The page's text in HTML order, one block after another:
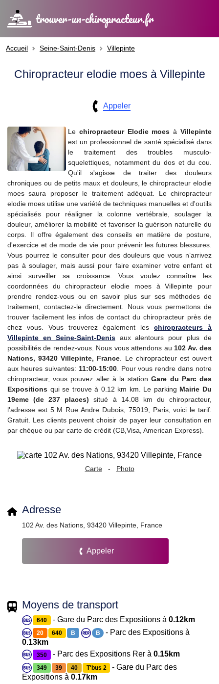
trouver-un-chiropracteur.fr
Accueil Seine-Saint-Denis Villepinte
Chiropracteur elodie moes à Villepinte
Appeler
Le chiropracteur Elodie moes àVillepinte
est un professionnel de santé spécialisé dans
le traitement des troubles musculo-
squelettiques, notamment du dos et du cou.
Qu'il s'agisse de traiter des douleurs
chroniques ou de petits maux et douleurs, le chiropracteur elodie
moes saura proposer le traitement adéquat. Le chiropracteur
elodie moes utilise une variété de techniques manuelles et d'outils
spécialisés pour réaligner la colonne vertébrale, soulager la
douleur, améliorer la mobilité et favoriser la guérison naturelle du
corps. Il offre également des conseils en matière de posture,
d'exercice et de mode de vie pour prévenir les futures blessures.
Vous pourrez le consulter pour des douleurs que vous n’arrivez
pas à soulager, mais aussi pour faire examiner votre enfant et
ainsi surveiller sa croissance. Vous voulez connaître les
coordonnées du chiropracteur elodie moes à Villepinte pour
prendre rendez-vous ou en savoir plus sur ses méthodes de
traitement, contactez-le directement. Nous vous permettons de
trouver facilement les infos de contact du chiropracteur près de
chez vous. Vous trouverez également les chiropracteurs à
Villepinte en Seine-Saint-Denisaux alentours pour plus de
possibilités de rendez-vous. Nous vous attendons au 102 Av. des
Nations, 93420 Villepinte, France . Le chiropracteur est ouvert
aux heures suivantes: 11:00-15:00. Pour vous rendre dans notre
chiropracteur, vous pouvez aller à la stationGare du Parc des
Expositions qui se trouve à 0.12 km km. Le parking Mairie Du
19eme (de 237 places) situé à 14.08 km du chiropracteur,
l'adresse est 5 M Rue Andre Dubois, 75019, Paris, voici le tarif:
Gratuit. Les clients peuvent choisir de payer leur consultation en
par chèque ou par carte de crédit (CB,Visa, American Express).
Carte - Photo
Adresse
102 Av. des Nations, 93420 Villepinte, France
Appeler
Moyens de transport
640 - Gare du Parc des Expositions à 0.12km
20 640 B B
- Parc des Expositions à
0.13km
350 - Parc des Expositions Rer à 0.15km
349 39 40 T'bus 2
- Gare du Parc des
Expositions à 0.17km